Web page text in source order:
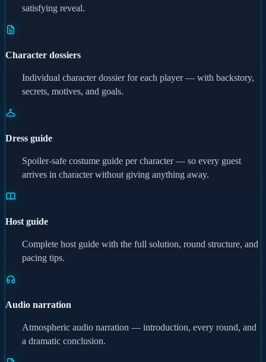
satisfying reveal.
Character dossiers
Individual character dossier for each player — with backstory,
secrets, motives, and goals.
Dress guide
Spoiler-safe costume guide per character — so every guest
arrives in character without giving anything away.
Host guide
Complete host guide with the full solution, round structure, and
pacing tips.
Audio narration
Atmospheric audio narration — introduction, every round, and
a dramatic conclusion.